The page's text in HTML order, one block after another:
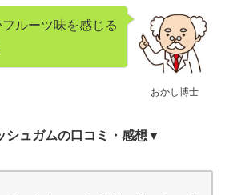
おかし博士
ルーツ味を感じる
シュガムの口コミ・感想▼